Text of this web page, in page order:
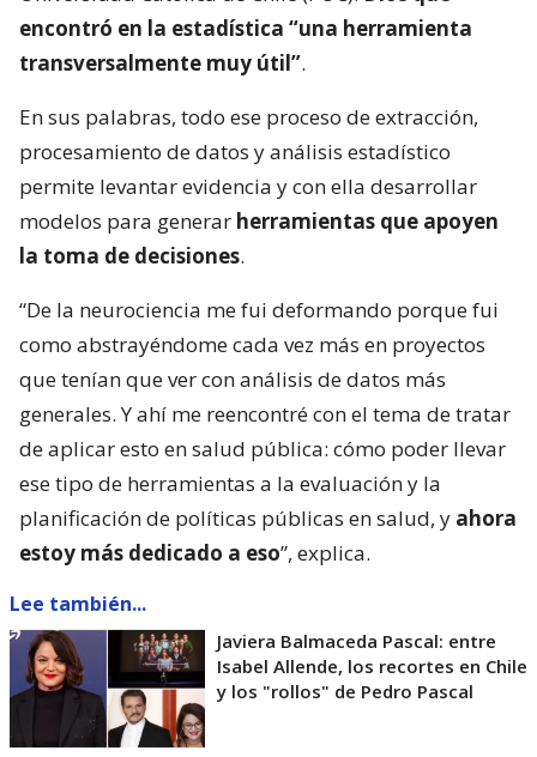
encontró en la estadística “una herramienta
transversalmente muy útil”.
En sus palabras, todo ese proceso de extracción,
procesamiento de datos y análisis estadístico
permite levantar evidencia y con ella desarrollar
modelos para generar herramientas que apoyen
la toma de decisiones.
“De la neurociencia me fui deformando porque fui
como abstrayéndome cada vez más en proyectos
que tenían que ver con análisis de datos más
generales. Y ahí me reencontré con el tema de tratar
de aplicar esto en salud pública: cómo poder llevar
ese tipo de herramientas a la evaluación y la
planificación de políticas públicas en salud, y ahora
estoy más dedicado a eso”, explica.
Lee también...
Javiera Balmaceda Pascal: entre
Isabel Allende, los recortes en Chile
y los "rollos" de Pedro Pascal